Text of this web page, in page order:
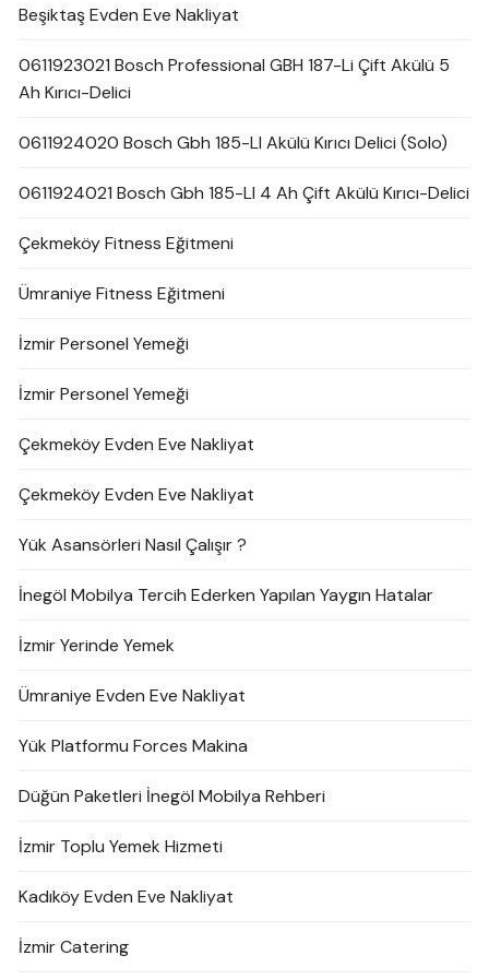
Beşiktaş Evden Eve Nakliyat
0611923021 Bosch Professional GBH 187-Li Çift Akülü 5
Ah Kırıcı-Delici
0611924020 Bosch Gbh 185-LI Akülü Kırıcı Delici (Solo)
0611924021 Bosch Gbh 185-LI 4 Ah Çift Akülü Kırıcı-Delici
Çekmeköy Fitness Eğitmeni
Ümraniye Fitness Eğitmeni
İzmir Personel Yemeği
İzmir Personel Yemeği
Çekmeköy Evden Eve Nakliyat
Çekmeköy Evden Eve Nakliyat
Yük Asansörleri Nasıl Çalışır ?
İnegöl Mobilya Tercih Ederken Yapılan Yaygın Hatalar
İzmir Yerinde Yemek
Ümraniye Evden Eve Nakliyat
Yük Platformu Forces Makina
Düğün Paketleri İnegöl Mobilya Rehberi
İzmir Toplu Yemek Hizmeti
Kadıköy Evden Eve Nakliyat
İzmir Catering